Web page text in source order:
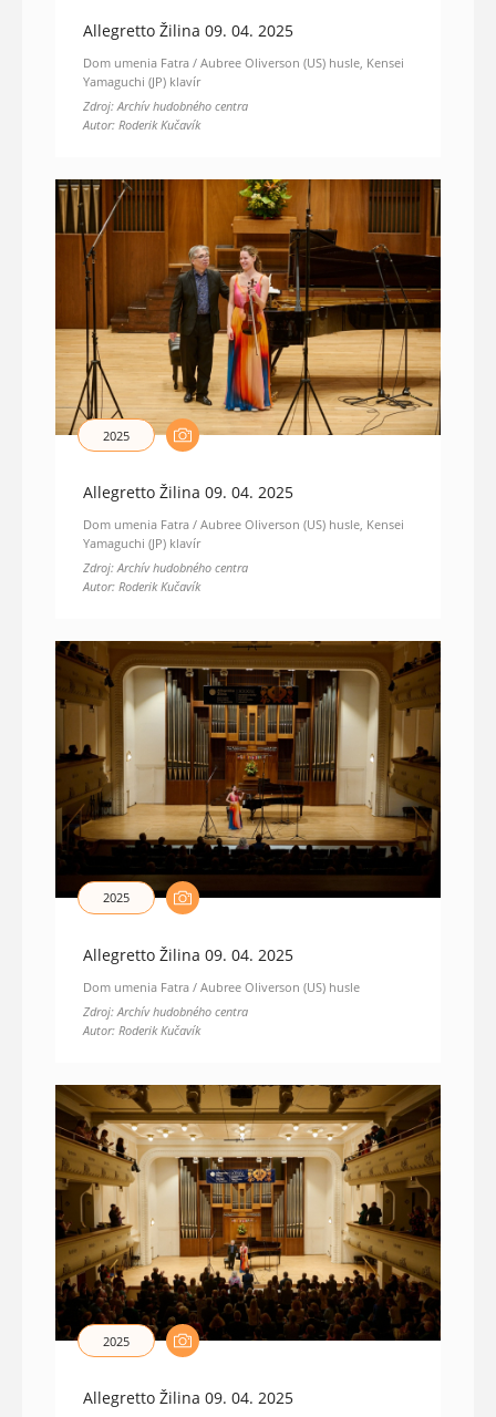
Allegretto Žilina 09. 04. 2025
Dom umenia Fatra / Aubree Oliverson (US) husle, Kensei
Yamaguchi (JP) klavír
Zdroj: Archív hudobného centra
Autor: Roderik Kučavík
2025
Allegretto Žilina 09. 04. 2025
Dom umenia Fatra / Aubree Oliverson (US) husle, Kensei
Yamaguchi (JP) klavír
Zdroj: Archív hudobného centra
Autor: Roderik Kučavík
2025
Allegretto Žilina 09. 04. 2025
Dom umenia Fatra / Aubree Oliverson (US) husle
Zdroj: Archív hudobného centra
Autor: Roderik Kučavík
2025
Allegretto Žilina 09. 04. 2025